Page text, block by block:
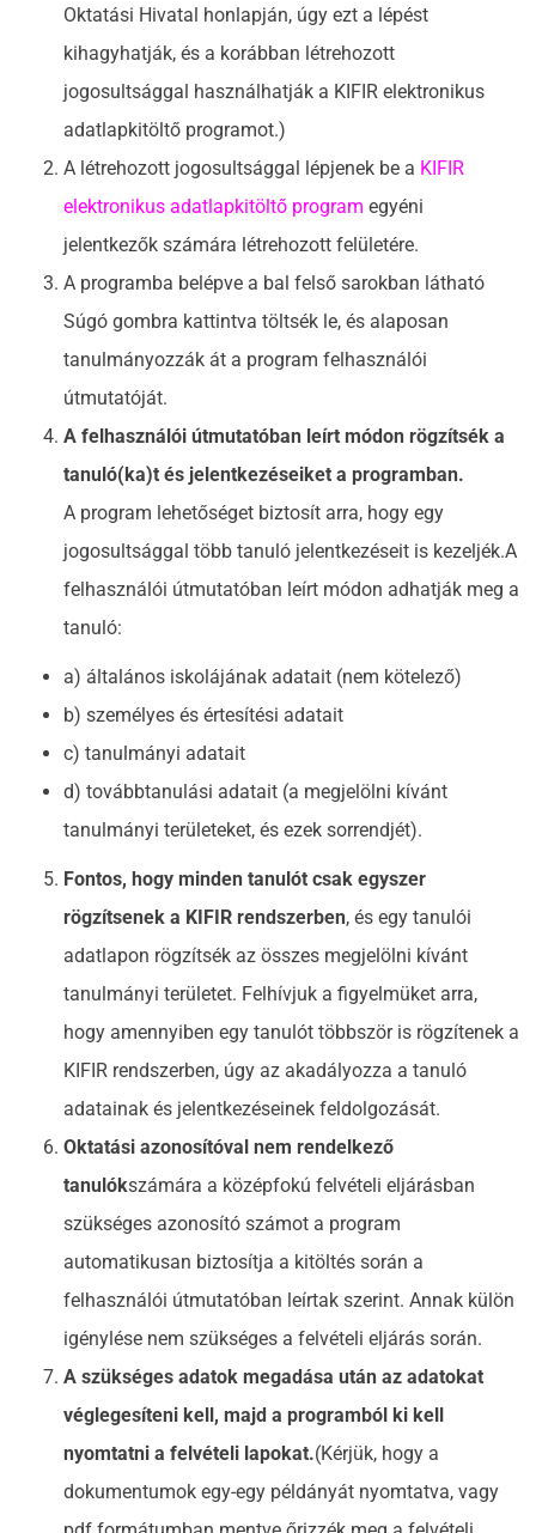
Oktatási Hivatal honlapján, úgy ezt a lépést
kihagyhatják, és a korábban létrehozott
jogosultsággal használhatják a KIFIR elektronikus
adatlapkitöltő programot.)
A létrehozott jogosultsággal lépjenek be a KIFIR
elektronikus adatlapkitöltő program egyéni
jelentkezők számára létrehozott felületére.
A programba belépve a bal felső sarokban látható
Súgó gombra kattintva töltsék le, és alaposan
tanulmányozzák át a program felhasználói
útmutatóját.
A felhasználói útmutatóban leírt módon rögzítsék a
tanuló(ka)t és jelentkezéseiket a programban.
A program lehetőséget biztosít arra, hogy egy
jogosultsággal több tanuló jelentkezéseit is kezeljék.A
felhasználói útmutatóban leírt módon adhatják meg a
tanuló:
a) általános iskolájának adatait (nem kötelező)
b) személyes és értesítési adatait
c) tanulmányi adatait
d) továbbtanulási adatait (a megjelölni kívánt
tanulmányi területeket, és ezek sorrendjét).
Fontos, hogy minden tanulót csak egyszer
rögzítsenek a KIFIR rendszerben, és egy tanulói
adatlapon rögzítsék az összes megjelölni kívánt
tanulmányi területet. Felhívjuk a figyelmüket arra,
hogy amennyiben egy tanulót többször is rögzítenek a
KIFIR rendszerben, úgy az akadályozza a tanuló
adatainak és jelentkezéseinek feldolgozását.
Oktatási azonosítóval nem rendelkező
tanulókszámára a középfokú felvételi eljárásban
szükséges azonosító számot a program
automatikusan biztosítja a kitöltés során a
felhasználói útmutatóban leírtak szerint. Annak külön
igénylése nem szükséges a felvételi eljárás során.
A szükséges adatok megadása után az adatokat
véglegesíteni kell, majd a programból ki kell
nyomtatni a felvételi lapokat.(Kérjük, hogy a
dokumentumok egy-egy példányát nyomtatva, vagy